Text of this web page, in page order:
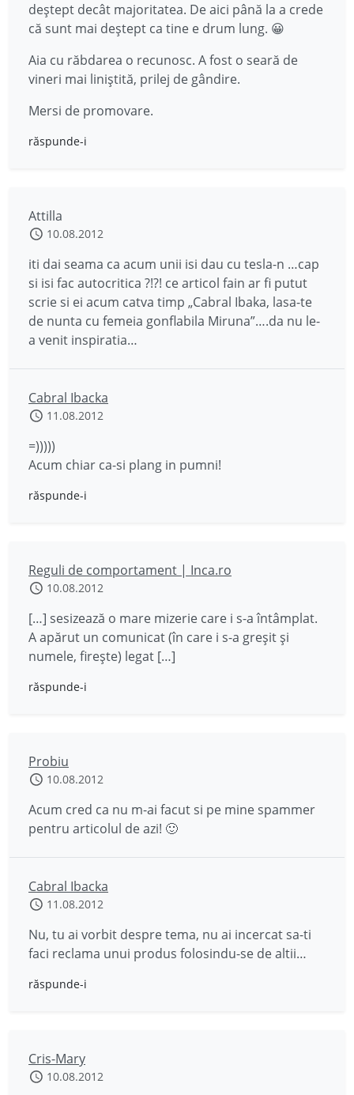
deștept decât majoritatea. De aici până la a crede
că sunt mai deștept ca tine e drum lung. 😀
Aia cu răbdarea o recunosc. A fost o seară de
vineri mai liniștită, prilej de gândire.
Mersi de promovare.
răspunde-i
Attilla
10.08.2012
iti dai seama ca acum unii isi dau cu tesla-n …cap
si isi fac autocritica ?!?! ce articol fain ar fi putut
scrie si ei acum catva timp „Cabral Ibaka, lasa-te
de nunta cu femeia gonflabila Miruna”….da nu le-
a venit inspiratia…
Cabral Ibacka
11.08.2012
=)))))
Acum chiar ca-si plang in pumni!
răspunde-i
Reguli de comportament | Inca.ro
10.08.2012
[…] sesizează o mare mizerie care i s-a întâmplat.
A apărut un comunicat (în care i s-a greșit și
numele, firește) legat […]
răspunde-i
Probiu
10.08.2012
Acum cred ca nu m-ai facut si pe mine spammer
pentru articolul de azi! 🙂
Cabral Ibacka
11.08.2012
Nu, tu ai vorbit despre tema, nu ai incercat sa-ti
faci reclama unui produs folosindu-se de altii…
răspunde-i
Cris-Mary
10.08.2012